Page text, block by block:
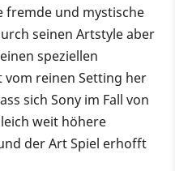
fremde und mystische
seinen Artstyle aber
speziellen
vom reinen Setting her
sich Sony im Fall von
weit höhere
der Art Spiel erhofft